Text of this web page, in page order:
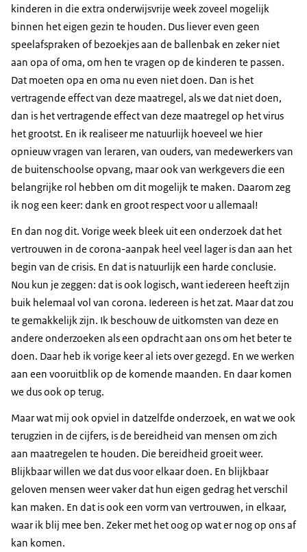
kinderen in die extra onderwijsvrije week zoveel mogelijk
binnen het eigen gezin te houden. Dus liever even geen
speelafspraken of bezoekjes aan de ballenbak en zeker niet
aan opa of oma, om hen te vragen op de kinderen te passen.
Dat moeten opa en oma nu even niet doen. Dan is het
vertragende effect van deze maatregel, als we dat niet doen,
dan is het vertragende effect van deze maatregel op het virus
het grootst. En ik realiseer me natuurlijk hoeveel we hier
opnieuw vragen van leraren, van ouders, van medewerkers van
de buitenschoolse opvang, maar ook van werkgevers die een
belangrijke rol hebben om dit mogelijk te maken. Daarom zeg
ik nog een keer: dank en groot respect voor u allemaal!
En dan nog dit. Vorige week bleek uit een onderzoek dat het
vertrouwen in de corona-aanpak heel veel lager is dan aan het
begin van de crisis. En dat is natuurlijk een harde conclusie.
Nou kun je zeggen: dat is ook logisch, want iedereen heeft zijn
buik helemaal vol van corona. Iedereen is het zat. Maar dat zou
te gemakkelijk zijn. Ik beschouw de uitkomsten van deze en
andere onderzoeken als een opdracht aan ons om het beter te
doen. Daar heb ik vorige keer al iets over gezegd. En we werken
aan een vooruitblik op de komende maanden. En daar komen
we dus ook op terug.
Maar wat mij ook opviel in datzelfde onderzoek, en wat we ook
terugzien in de cijfers, is de bereidheid van mensen om zich
aan maatregelen te houden. Die bereidheid groeit weer.
Blijkbaar willen we dat dus voor elkaar doen. En blijkbaar
geloven mensen weer vaker dat hun eigen gedrag het verschil
kan maken. En dat is ook een vorm van vertrouwen, in elkaar,
waar ik blij mee ben. Zeker met het oog op wat er nog op ons af
kan komen.